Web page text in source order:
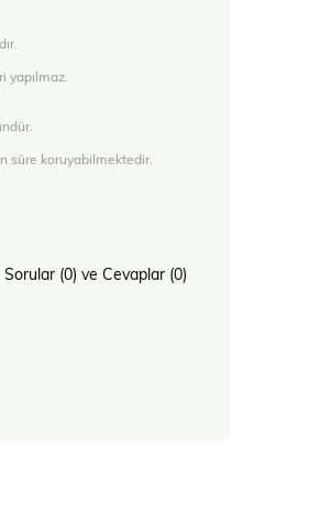
yapılmaz.
süre koruyabilmektedir.
Sorular (0) ve Cevaplar (0)